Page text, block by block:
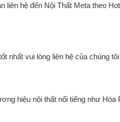
hệ đến Nội Thất Meta theo
nhất vui lòng liên hệ của
hiệu nội thất nổi tiếng như